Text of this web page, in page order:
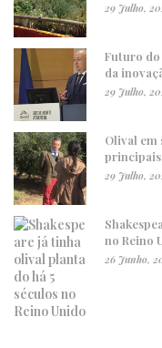
29 Julho,
Futuro
da
29 Julho,
Olival em
principais
29 Julho,
no Reino
26 Junho,